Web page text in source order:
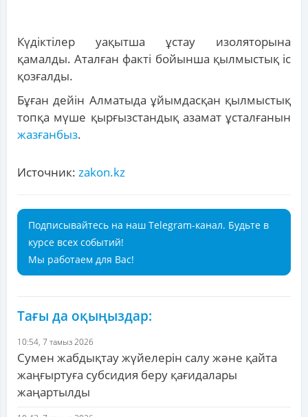
Күдіктілер уақытша ұстау изоляторына
қамалды. Аталған факті бойынша қылмыстық іс
қозғалды.
Бұған дейін Алматыда ұйымдасқан қылмыстық
топқа мүше қырғызстандық азамат ұсталғанын
жазғанбыз.
Источник: zakon.kz
Подписывайтесь на наш Telegram-канал. Будьте в
курсе всех событий!
Мы работаем для Вас!
Тағы да оқыңыздар:
10:54, 7 тамыз 2026
Сумен жабдықтау жүйелерін салу және қайта
жаңғыртуға субсидия беру қағидалары
жаңартылды